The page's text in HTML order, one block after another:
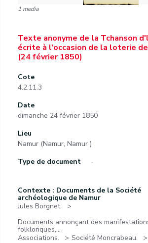
1 media
Texte anonyme de la Tchanson
écrite à l'occasion de la loterie de
(24 février 1850)
Cote
4.2.11.3
Date
dimanche 24 février 1850
Lieu
Namur (Namur, Namur )
Type de document
-
Contexte : Documents de la Société
archéologique de Namur
Jules Borgnet.
Documents annonçant des
folkloriques,...
Associations.
Société Moncrabeau.